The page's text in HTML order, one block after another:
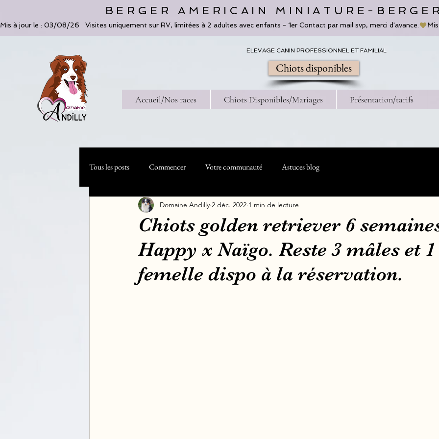
BERGER AMERICAIN MINIATURE-
Mis à jour le : 03/08/26   Visites uniquement sur RV, limitées à 2 adultes avec enfants - 1er Contact par mail svp, merci d'avance.
ELEVAGE CANIN PROFESSIONNEL ET FAMILIAL
Chiots disponibles
Accueil/Nos races Chiots Disponibles/Mariages Présentation/tarifs
Tous les posts Commencer Votre communauté Astuces blog
Chiots golden retriever 6
Happy x Naïgo. Reste 3 mâles et 1
femelle dispo à la réservation.
Domaine Andilly 2 déc. 2022 1 min de lecture